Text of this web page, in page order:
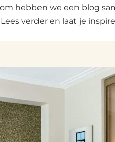
hebben we een blog
verder en laat je